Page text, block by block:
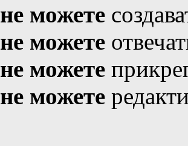
не можете
не можете
не можете
не можете